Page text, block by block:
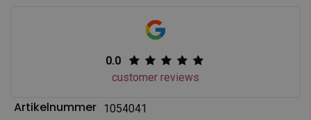
0.0
customer reviews
Artikelnummer 1054041